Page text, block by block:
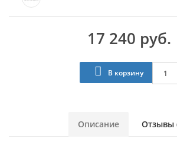
17 240 руб.
В корзину
Описание Отзывы